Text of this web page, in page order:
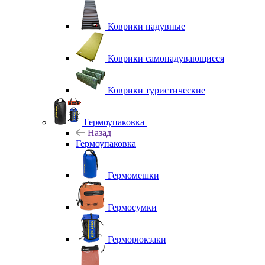
Коврики надувные
Коврики самонадувающиеся
Коврики туристические
Гермоупаковка
Назад
Гермоупаковка
Гермомешки
Гермосумки
Герморюкзаки